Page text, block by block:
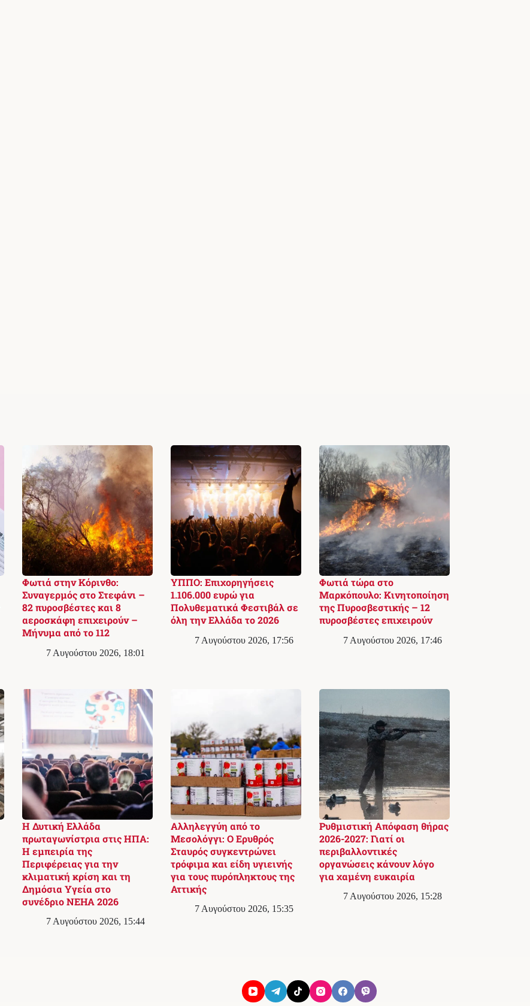
Φωτιά στην Κόρινθο:
Συναγερμός στο Στεφάνι –
82 πυροσβέστες και 8
αεροσκάφη επιχειρούν –
Μήνυμα από το 112
7 Αυγούστου 2026, 18:01
ΥΠΠΟ: Επιχορηγήσεις
1.106.000 ευρώ για
Πολυθεματικά Φεστιβάλ σε
όλη την Ελλάδα το 2026
7 Αυγούστου 2026, 17:56
Φωτιά τώρα στο
Μαρκόπουλο: Κινητοποίηση
της Πυροσβεστικής – 12
πυροσβέστες επιχειρούν
7 Αυγούστου 2026, 17:46
Η Δυτική Ελλάδα
πρωταγωνίστρια στις ΗΠΑ:
Η εμπειρία της
Περιφέρειας για την
κλιματική κρίση και τη
Δημόσια Υγεία στο
συνέδριο NEHA 2026
7 Αυγούστου 2026, 15:44
Αλληλεγγύη από το
Μεσολόγγι: Ο Ερυθρός
Σταυρός συγκεντρώνει
τρόφιμα και είδη υγιεινής
για τους πυρόπληκτους της
Αττικής
7 Αυγούστου 2026, 15:35
Ρυθμιστική Απόφαση θήρας
2026-2027: Γιατί οι
περιβαλλοντικές
οργανώσεις κάνουν λόγο
για χαμένη ευκαιρία
7 Αυγούστου 2026, 15:28